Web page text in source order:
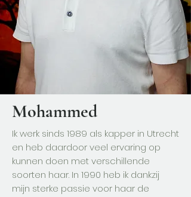
Mohammed
Ik werk sinds 1989 als kapper in Utrecht
en heb daardoor veel ervaring op
kunnen doen met verschillende
soorten haar. In 1990 heb ik dankzij
mijn sterke passie voor haar de